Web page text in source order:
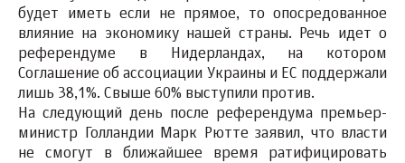
будет иметь если не прямое, то опосредованное
влияние на экономику нашей страны. Речь идет о
референдуме в Нидерландах, на котором
Соглашение об ассоциации Украины и ЕС поддержали
лишь 38,1%. Свыше 60% выступили против.
На следующий день после референдума премьер-
министр Голландии Марк Рютте заявил, что власти
не смогут в ближайшее время ратифицировать